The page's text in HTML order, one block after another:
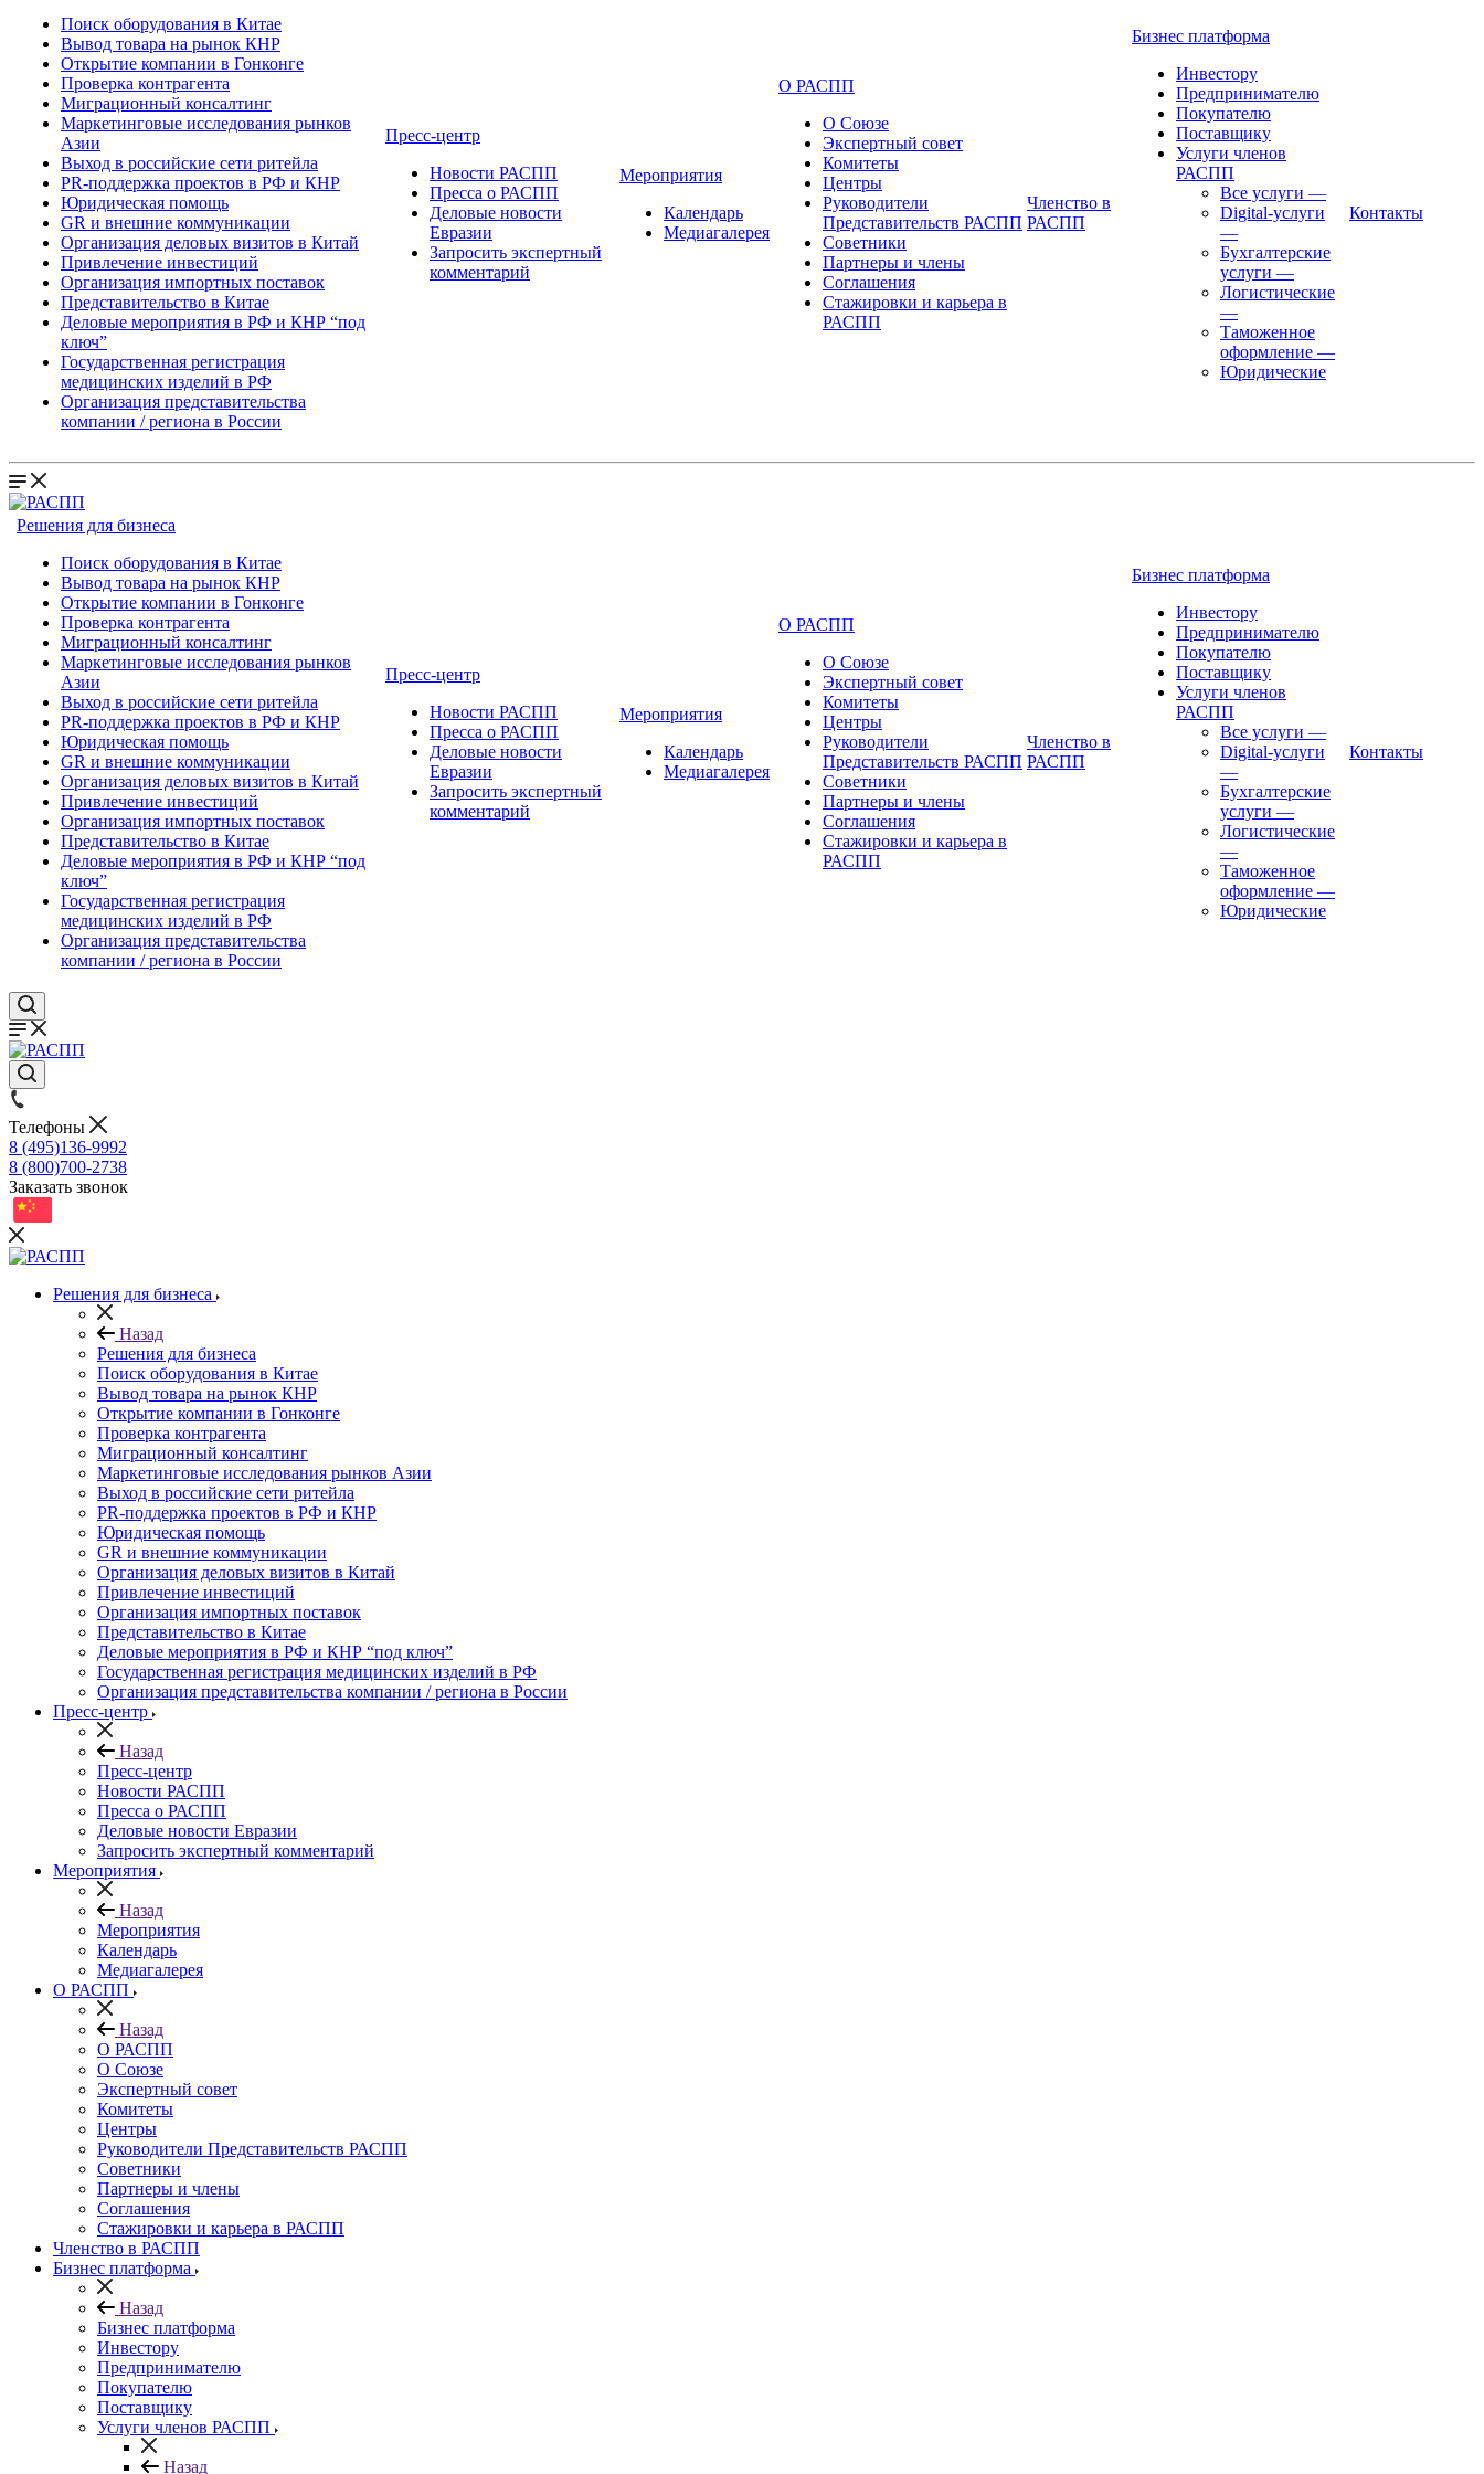
Поиск оборудования в Китае
Вывод товара на рынок КНР
Открытие компании в Гонконге
Проверка контрагента
Миграционный консалтинг
Маркетинговые исследования рынков
Азии
Выход в российские сети ритейла
PR-поддержка проектов в РФ и КНР
Юридическая помощь
GR и внешние коммуникации
Организация деловых визитов в Китай
Привлечение инвестиций
Организация импортных поставок
Представительство в Китае
Деловые мероприятия в РФ и КНР “под
ключ”
Государственная регистрация
медицинских изделий в РФ
Организация представительства
компании / региона в России
Пресс-центр
Новости РАСПП
Пресса о РАСПП
Деловые новости
Евразии
Запросить экспертный
комментарий
Мероприятия
Календарь
Медиагалерея
О РАСПП
О Союзе
Экспертный совет
Комитеты
Центры
Руководители
Представительств РАСПП
Советники
Партнеры и члены
Соглашения
Стажировки и карьера в
РАСПП
Членство в
РАСПП
Бизнес платформа
Инвестору
Предпринимателю
Покупателю
Поставщику
Услуги членов
РАСПП
Все услуги —
Digital-услуги
—
Бухгалтерские
услуги —
Логистические
—
Таможенное
оформление —
Юридические
Контакты
Решения для бизнеса
Поиск оборудования в Китае
Вывод товара на рынок КНР
Открытие компании в Гонконге
Проверка контрагента
Миграционный консалтинг
Маркетинговые исследования рынков
Азии
Выход в российские сети ритейла
PR-поддержка проектов в РФ и КНР
Юридическая помощь
GR и внешние коммуникации
Организация деловых визитов в Китай
Привлечение инвестиций
Организация импортных поставок
Представительство в Китае
Деловые мероприятия в РФ и КНР “под
ключ”
Государственная регистрация
медицинских изделий в РФ
Организация представительства
компании / региона в России
Пресс-центр
Новости РАСПП
Пресса о РАСПП
Деловые новости
Евразии
Запросить экспертный
комментарий
Мероприятия
Календарь
Медиагалерея
О РАСПП
О Союзе
Экспертный совет
Комитеты
Центры
Руководители
Представительств РАСПП
Советники
Партнеры и члены
Соглашения
Стажировки и карьера в
РАСПП
Членство в
РАСПП
Бизнес платформа
Инвестору
Предпринимателю
Покупателю
Поставщику
Услуги членов
РАСПП
Все услуги —
Digital-услуги
—
Бухгалтерские
услуги —
Логистические
—
Таможенное
оформление —
Юридические
Контакты
Телефоны
8 (495)136-9992
8 (800)700-2738
Заказать звонок
Решения для бизнеса
Назад
Решения для бизнеса
Поиск оборудования в Китае
Вывод товара на рынок КНР
Открытие компании в Гонконге
Проверка контрагента
Миграционный консалтинг
Маркетинговые исследования рынков Азии
Выход в российские сети ритейла
PR-поддержка проектов в РФ и КНР
Юридическая помощь
GR и внешние коммуникации
Организация деловых визитов в Китай
Привлечение инвестиций
Организация импортных поставок
Представительство в Китае
Деловые мероприятия в РФ и КНР “под ключ”
Государственная регистрация медицинских изделий в РФ
Организация представительства компании / региона в России
Пресс-центр
Назад
Пресс-центр
Новости РАСПП
Пресса о РАСПП
Деловые новости Евразии
Запросить экспертный комментарий
Мероприятия
Назад
Мероприятия
Календарь
Медиагалерея
О РАСПП
Назад
О РАСПП
О Союзе
Экспертный совет
Комитеты
Центры
Руководители Представительств РАСПП
Советники
Партнеры и члены
Соглашения
Стажировки и карьера в РАСПП
Членство в РАСПП
Бизнес платформа
Назад
Бизнес платформа
Инвестору
Предпринимателю
Покупателю
Поставщику
Услуги членов РАСПП
Назад